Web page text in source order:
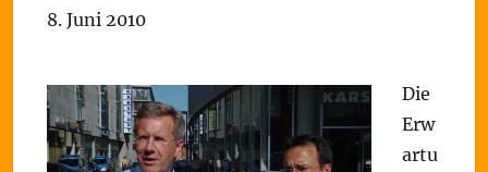
8. Juni 2010
Die
Erw
artu